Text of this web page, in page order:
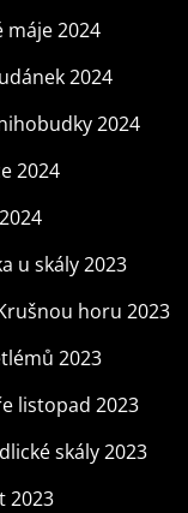
máje 2024
2024
2024
2024
u skály 2023
horu 2023
2023
listopad 2023
skály 2023
2023